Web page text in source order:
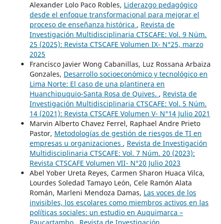
Alexander Lolo Paco Robles, Liderazgo pedagógico
desde el enfoque transformacional para mejorar el
proceso de enseñanza histórica , Revista de
Investigación Multidisciplinaria CTSCAFE: Vol. 9 Núm.
25 (2025): Revista CTSCAFE Volumen IX- N°25, marzo
2025
Francisco Javier Wong Cabanillas, Luz Rossana Arbaiza
Gonzales, Desarrollo socioeconómico y tecnológico en
Lima Norte: El caso de una plantinera en
Huanchipuquio-Santa Rosa de Quives. , Revista de
Investigación Multidisciplinaria CTSCAFE: Vol. 5 Núm.
14 (2021): Revista CTSCAFE Volumen V- N°14 Julio 2021
Marvin Alberto Chavez Ferrel, Raphael Andre Prieto
Pastor, Metodologías de gestión de riesgos de TI en
empresas u organizaciones , Revista de Investigación
Multidisciplinaria CTSCAFE: Vol. 7 Núm. 20 (2023):
Revista CTSCAFE Volumen VII- N°20 Julio 2023
Abel Yober Ureta Reyes, Carmen Sharon Huaca Vilca,
Lourdes Soledad Tamayo León, Cele Ramón Alata
Román, Marleni Mendoza Damas, Las voces de los
invisibles, los escolares como miembros activos en las
políticas sociales: un estudio en Auquimarca –